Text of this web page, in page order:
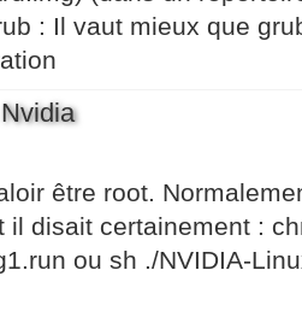
: Il vaut mieux que
être root.
il disait certainement :
ou sh ./NVIDIA-